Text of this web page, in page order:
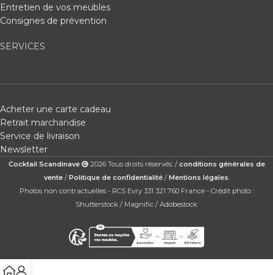
Entretien de vos meubles
Consignes de prévention
SERVICES
Acheter une carte cadeau
Retrait marchandise
Service de livraison
Newsletter
Cocktail Scandinave 2026 Tous droits réservés. / conditions générales de
vente/ Politique de confidentialité/ Mentions légales
Photos non contractuelles - RCS Evry 331 321 760 France - Crédit photo :
Shutterstock / Magnific / Adobestock